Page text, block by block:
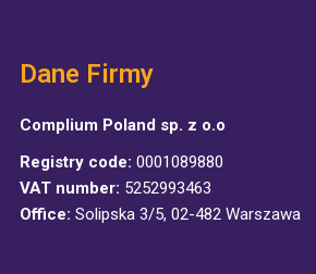
Dane Firmy
Complium Poland sp. z o.o
Registry code: 0001089880
VAT number: 5252993463
Office: Solipska 3/5, 02-482 Warszawa